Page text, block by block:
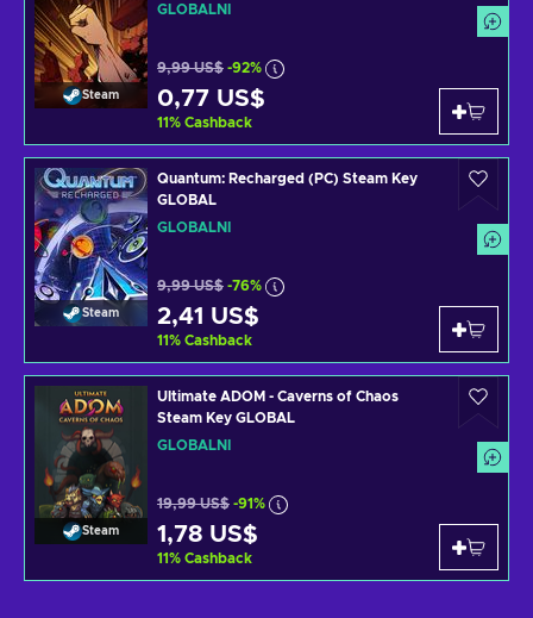
Steam
GLOBÁLNÍ
9,99 US$ -92%
0,77 US$
11% Cashback
Steam
Quantum: Recharged (PC) Steam Key
GLOBAL
GLOBÁLNÍ
9,99 US$ -76%
2,41 US$
11% Cashback
Steam
Ultimate ADOM - Caverns of Chaos
Steam Key GLOBAL
GLOBÁLNÍ
19,99 US$ -91%
1,78 US$
11% Cashback